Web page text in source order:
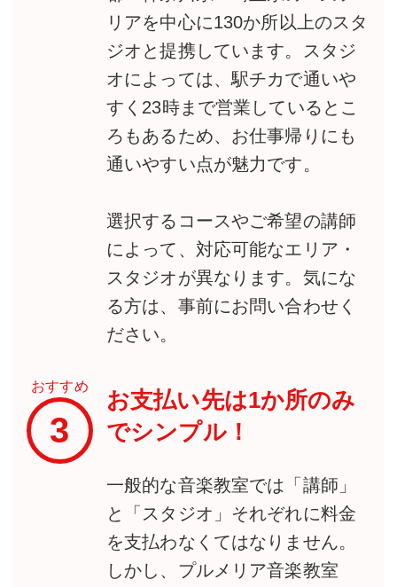
リアを中心に130か所以上のスタ
ジオと提携しています。スタジ
オによっては、駅チカで通いや
すく23時まで営業しているとこ
ろもあるため、お仕事帰りにも
通いやすい点が魅力です。
選択するコースやご希望の講師
によって、対応可能なエリア・
スタジオが異なります。気にな
る方は、事前にお問い合わせく
ださい。
おすすめ
3
お支払い先は1か所のみ
でシンプル！
一般的な音楽教室では「講師」
と「スタジオ」それぞれに料金
を支払わなくてはなりません。
しかし、プルメリア音楽教室